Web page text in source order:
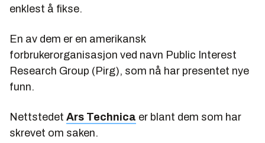
enklest å fikse.
En av dem er en amerikansk
forbrukerorganisasjon ved navn Public Interest
Research Group (Pirg), som nå har presentet nye
funn.
Nettstedet Ars Technica er blant dem som har
skrevet om saken.